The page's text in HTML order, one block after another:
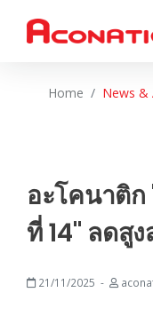
Home News &
อะโคนาติก
ที่ 14" ลดสู
21/11/2025